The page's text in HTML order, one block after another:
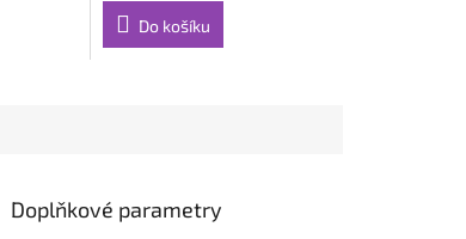
Do košíku
Doplňkové parametry